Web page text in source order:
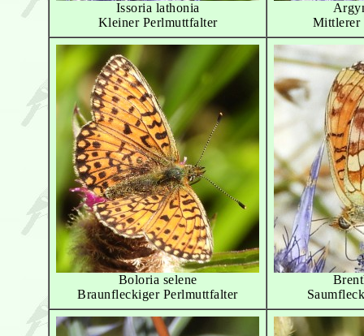
Issoria lathonia
Kleiner Perlmuttfalter
Mittlerer
Boloria selene
Braunfleckiger Perlmuttfalter